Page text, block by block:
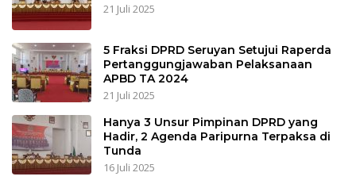
21 Juli 2025
5 Fraksi DPRD Seruyan Setujui Raperda
Pertanggungjawaban Pelaksanaan
APBD TA 2024
21 Juli 2025
Hanya 3 Unsur Pimpinan DPRD yang
Hadir, 2 Agenda Paripurna Terpaksa di
Tunda
16 Juli 2025